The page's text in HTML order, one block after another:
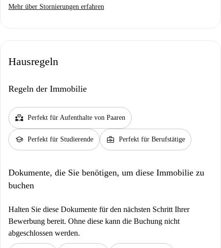
Mehr über Stornierungen erfahren
Hausregeln
Regeln der Immobilie
partner_heart Perfekt für Aufenthalte von Paaren
school Perfekt für Studierende business_center Perfekt für Berufstätige
Dokumente, die Sie benötigen, um diese Immobilie zu
buchen
Halten Sie diese Dokumente für den nächsten Schritt Ihrer
Bewerbung bereit. Ohne diese kann die Buchung nicht
abgeschlossen werden.